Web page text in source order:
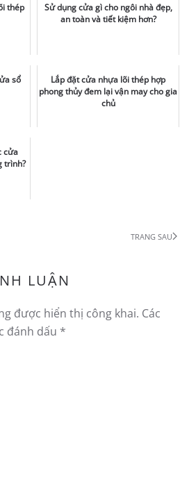
thép
Sử dụng cửa gì cho ngôi nhà đẹp,
an toàn và tiết kiệm hơn?
sổ
Lắp đặt cửa nhựa lõi thép hợp
phong thủy đem lại vận may cho gia
chủ
cửa
trình?
TRANG SAU
LUẬN
được hiển thị công khai. Các
đánh dấu *